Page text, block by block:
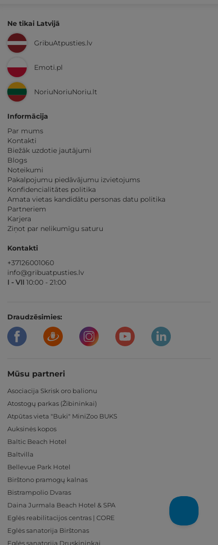
Ne tikai Latvijā
GribuAtpusties.lv
Emoti.pl
NoriuNoriuNoriu.lt
Informācija
Par mums
Kontakti
Biežāk uzdotie jautājumi
Blogs
Noteikumi
Pakalpojumu piedāvājumu izvietojums
Konfidencialitātes politika
Amata vietas kandidātu personas datu politika
Partneriem
Karjera
Ziņot par nelikumīgu saturu
Kontakti
+37126001060
info@gribuatpusties.lv
I - VII 10:00 - 21:00
Draudzēsimies:
Mūsu partneri
Asociacija Skrisk oro balionu
Atostogų parkas (Žibininkai)
Atpūtas vieta "Buki" MiniZoo BUKS
Auksinės kopos
Baltic Beach Hotel
Baltvilla
Bellevue Park Hotel
Birštono pramogų kalnas
Bistrampolio Dvaras
Daina Jurmala Beach Hotel & SPA
Eglės reabilitacijos centras | CORE
Eglės sanatorija Birštonas
Eglės sanatorija Druskininkai